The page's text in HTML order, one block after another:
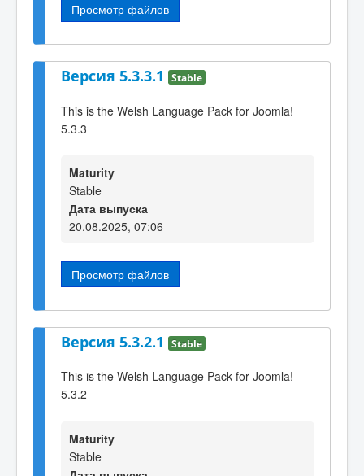
Просмотр файлов
Версия 5.3.3.1 Stable
This is the Welsh Language Pack for Joomla!
5.3.3
Maturity
Stable
Дата выпуска
20.08.2025, 07:06
Просмотр файлов
Версия 5.3.2.1 Stable
This is the Welsh Language Pack for Joomla!
5.3.2
Maturity
Stable